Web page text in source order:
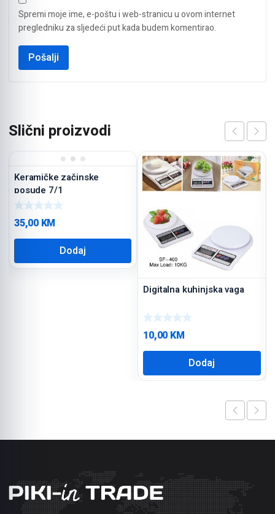
Spremi moje ime, e-poštu i web-stranicu u ovom internet
pregledniku za sljedeći put kada budem komentirao.
Slični proizvodi
Keramičke začinske
posude 7/1
35,00 KM
Dodaj
Digitalna kuhinjska vaga
10,00 KM
Dodaj